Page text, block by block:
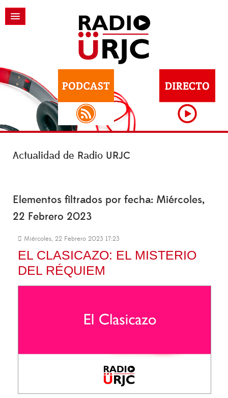
Actualidad de Radio URJC
Elementos filtrados por fecha: Miércoles,
22 Febrero 2023
Miércoles, 22 Febrero 2023 17:23
EL CLASICAZO: EL MISTERIO
DEL RÉQUIEM